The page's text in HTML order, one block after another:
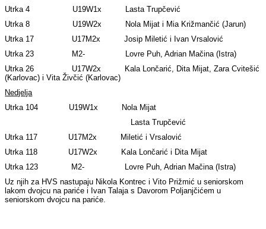
Utrka 4 U19W1x Lasta Trupčević
Utrka 8 U19W2x Nola Mijat i Mia Križmančić (Jarun)
Utrka 17 U17M2x Josip Miletić i Ivan Vrsalović
Utrka 23 M2- Lovre Puh, Adrian Mačina (Istra)
Utrka 26 U17W2x Kala Lončarić, Dita Mijat, Zara Cvitešić
(Karlovac) i Vita Živčić (Karlovac)
Nedjelja
Utrka 104 U19W1x Nola Mijat
Lasta Trupčević
Utrka 117 U17M2x Miletić i Vrsalović
Utrka 118 U17W2x Kala Lončarić i Dita Mijat
Utrka 123 M2- Lovre Puh, Adrian Mačina (Istra)
Uz njih za HVS nastupaju Nikola Kontrec i Vito Prižmić u seniorskom
lakom dvojcu na pariće i Ivan Talaja s Davorom Poljanjčićem u
seniorskom dvojcu na pariće.